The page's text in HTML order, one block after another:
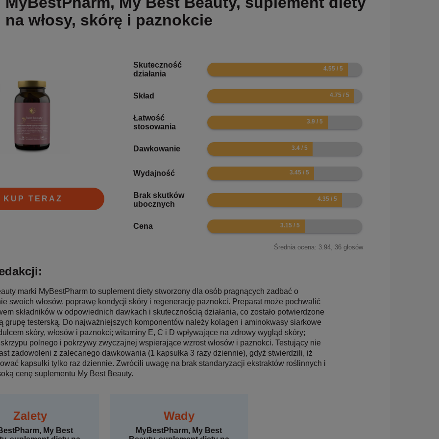
na włosy, skórę i paznokcie
KUP TERAZ
Skuteczność
działania
9.1
Skład 9.5
Łatwość
stosowania
7.8
Dawkowanie 6.8
Wydajność 6.9
Brak skutków
ubocznych
8.7
Cena 6.3
Średnia ocena: 3.94, 36 głosów
marki MyBestPharm to suplement diety stworzony dla osób pragnących zadbać o
swoich włosów, poprawę kondycji skóry i regenerację paznokci. Preparat może pochwalić
składników w odpowiednich dawkach i skutecznością działania, co zostało potwierdzone
grupę testerską. Do najważniejszych komponentów należy kolagen i aminokwasy siarkowe
skóry, włosów i paznokci; witaminy E, C i D wpływające na zdrowy wygląd skóry;
polnego i pokrzywy zwyczajnej wspierające wzrost włosów i paznokci. Testujący nie
zadowoleni z zalecanego dawkowania (1 kapsułka 3 razy dziennie), gdyż stwierdzili, iż
kapsułki tylko raz dziennie. Zwrócili uwagę na brak standaryzacji ekstraktów roślinnych i
cenę suplementu My Best Beauty.
Zalety
My Best
Wady
MyBestPharm, My Best